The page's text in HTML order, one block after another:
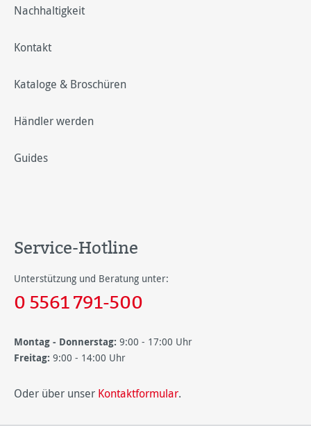
Nachhaltigkeit
Kontakt
Kataloge & Broschüren
Händler werden
Guides
Service-Hotline
Unterstützung und Beratung unter:
0 5561 791-500
Montag - Donnerstag: 9:00 - 17:00 Uhr
Freitag: 9:00 - 14:00 Uhr
Oder über unser Kontaktformular.